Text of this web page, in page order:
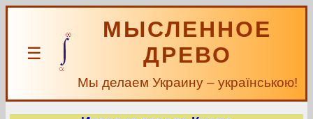
☰
МЫСЛЕННОЕ
ДРЕВО
Мы делаем Украину – українською!